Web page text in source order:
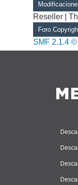
Reseller |
Foro
SMF 2.1.4